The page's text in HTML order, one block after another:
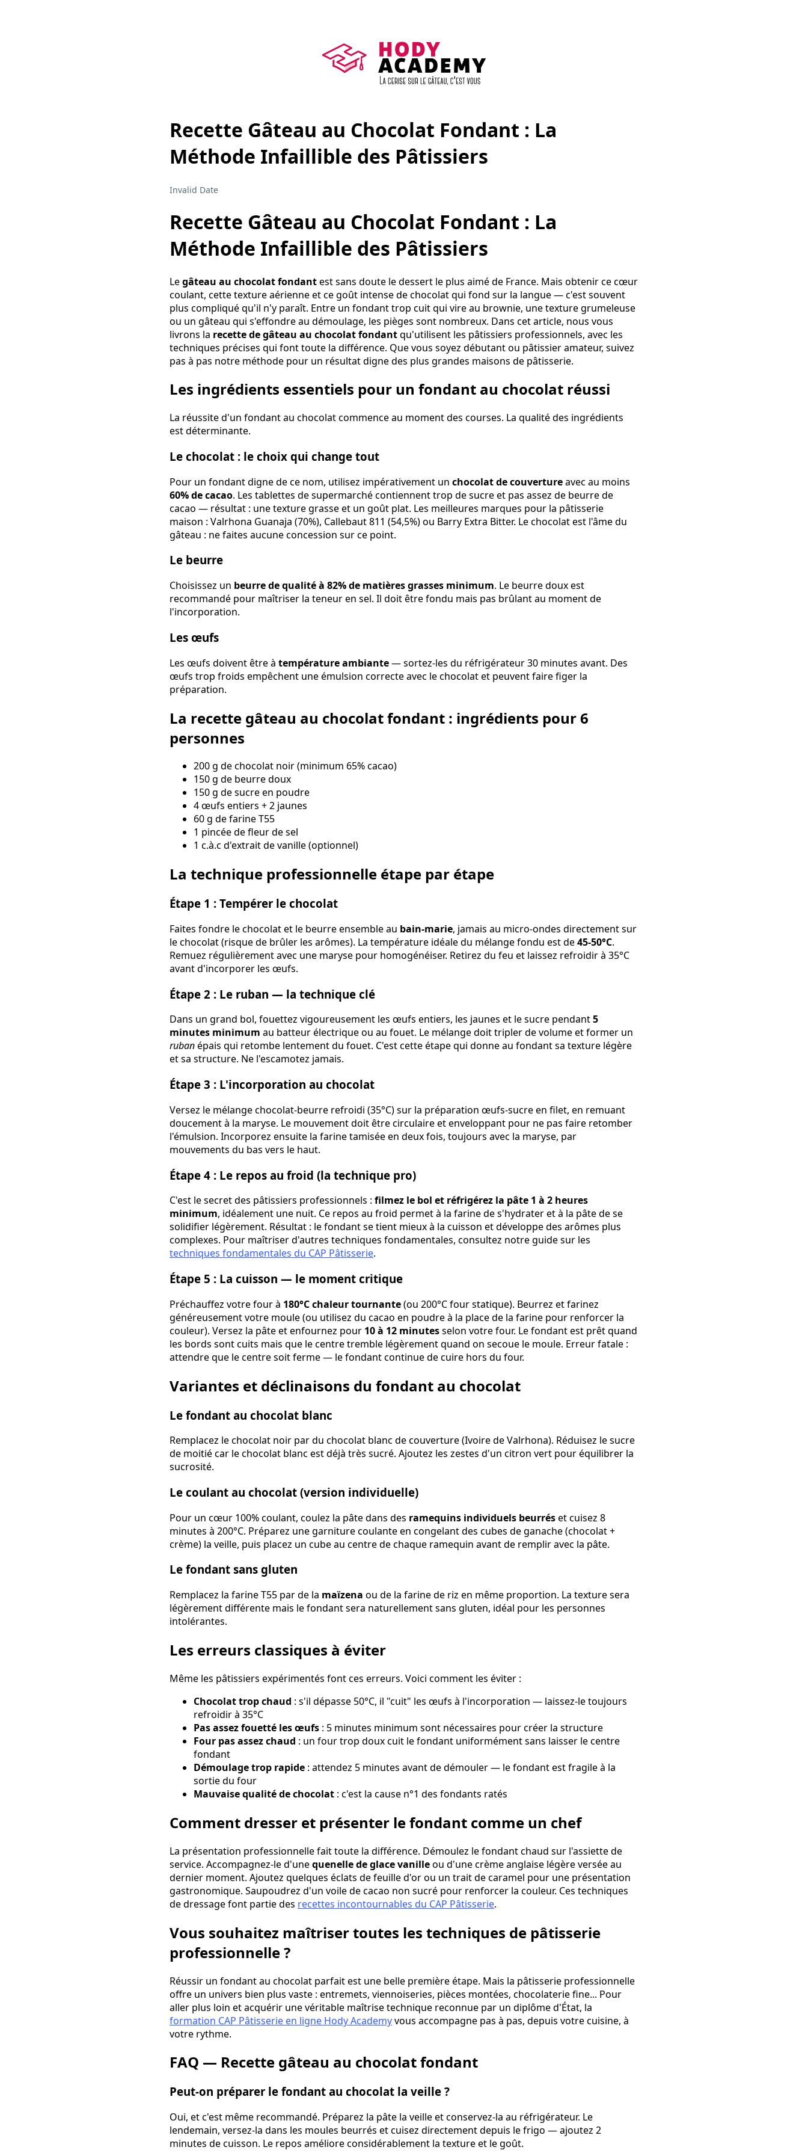
Recette Gâteau au Chocolat Fondant : La
Méthode Infaillible des Pâtissiers
Invalid Date
Recette Gâteau au Chocolat Fondant : La
Méthode Infaillible des Pâtissiers
Legâteau au chocolat fondantest sans doute le dessert le plus aimé de France. Mais obtenir ce cœur
coulant, cette texture aérienne et ce goût intense de chocolat qui fond sur la langue — c'est souvent
plus compliqué qu'il n'y paraît. Entre un fondant trop cuit qui vire au brownie, une texture grumeleuse
ou un gâteau qui s'effondre au démoulage, les pièges sont nombreux. Dans cet article, nous vous
livrons la recette de gâteau au chocolat fondantqu'utilisent les pâtissiers professionnels, avec les
techniques précises qui font toute la différence. Que vous soyez débutant ou pâtissier amateur, suivez
pas à pas notre méthode pour un résultat digne des plus grandes maisons de pâtisserie.
Les ingrédients essentiels pour un fondant au chocolat réussi
La réussite d'un fondant au chocolat commence au moment des courses. La qualité des ingrédients
est déterminante.
Le chocolat : le choix qui change tout
Pour un fondant digne de ce nom, utilisez impérativement un chocolat de couvertureavec au moins
60% de cacao. Les tablettes de supermarché contiennent trop de sucre et pas assez de beurre de
cacao — résultat : une texture grasse et un goût plat. Les meilleures marques pour la pâtisserie
maison : Valrhona Guanaja (70%), Callebaut 811 (54,5%) ou Barry Extra Bitter. Le chocolat est l'âme du
gâteau : ne faites aucune concession sur ce point.
Le beurre
Choisissez un beurre de qualité à 82% de matières grasses minimum. Le beurre doux est
recommandé pour maîtriser la teneur en sel. Il doit être fondu mais pas brûlant au moment de
l'incorporation.
Les œufs
Les œufs doivent être à température ambiante— sortez-les du réfrigérateur 30 minutes avant. Des
œufs trop froids empêchent une émulsion correcte avec le chocolat et peuvent faire figer la
préparation.
La recette gâteau au chocolat fondant : ingrédients pour 6
personnes
200 g de chocolat noir (minimum 65% cacao)
150 g de beurre doux
150 g de sucre en poudre
4 œufs entiers + 2 jaunes
60 g de farine T55
1 pincée de fleur de sel
1 c.à.c d'extrait de vanille (optionnel)
La technique professionnelle étape par étape
Étape 1 : Tempérer le chocolat
Faites fondre le chocolat et le beurre ensemble au bain-marie, jamais au micro-ondes directement sur
le chocolat (risque de brûler les arômes). La température idéale du mélange fondu est de45-50°C.
Remuez régulièrement avec une maryse pour homogénéiser. Retirez du feu et laissez refroidir à 35°C
avant d'incorporer les œufs.
Étape 2 : Le ruban — la technique clé
Dans un grand bol, fouettez vigoureusement les œufs entiers, les jaunes et le sucre pendant5
minutes minimum au batteur électrique ou au fouet. Le mélange doit tripler de volume et former un
rubanépais qui retombe lentement du fouet. C'est cette étape qui donne au fondant sa texture légère
et sa structure. Ne l'escamotez jamais.
Étape 3 : L'incorporation au chocolat
Versez le mélange chocolat-beurre refroidi (35°C) sur la préparation œufs-sucre en filet, en remuant
doucement à la maryse. Le mouvement doit être circulaire et enveloppant pour ne pas faire retomber
l'émulsion. Incorporez ensuite la farine tamisée en deux fois, toujours avec la maryse, par
mouvements du bas vers le haut.
Étape 4 : Le repos au froid (la technique pro)
C'est le secret des pâtissiers professionnels : filmez le bol et réfrigérez la pâte 1 à 2 heures
minimum, idéalement une nuit. Ce repos au froid permet à la farine de s'hydrater et à la pâte de se
solidifier légèrement. Résultat : le fondant se tient mieux à la cuisson et développe des arômes plus
complexes. Pour maîtriser d'autres techniques fondamentales, consultez notre guide sur les
techniques fondamentales du CAP Pâtisserie.
Étape 5 : La cuisson — le moment critique
Préchauffez votre four à 180°C chaleur tournante(ou 200°C four statique). Beurrez et farinez
généreusement votre moule (ou utilisez du cacao en poudre à la place de la farine pour renforcer la
couleur). Versez la pâte et enfournez pour 10 à 12 minutesselon votre four. Le fondant est prêt quand
les bords sont cuits mais que le centre tremble légèrement quand on secoue le moule. Erreur fatale :
attendre que le centre soit ferme — le fondant continue de cuire hors du four.
Variantes et déclinaisons du fondant au chocolat
Le fondant au chocolat blanc
Remplacez le chocolat noir par du chocolat blanc de couverture (Ivoire de Valrhona). Réduisez le sucre
de moitié car le chocolat blanc est déjà très sucré. Ajoutez les zestes d'un citron vert pour équilibrer la
sucrosité.
Le coulant au chocolat (version individuelle)
Pour un cœur 100% coulant, coulez la pâte dans des ramequins individuels beurréset cuisez 8
minutes à 200°C. Préparez une garniture coulante en congelant des cubes de ganache (chocolat +
crème) la veille, puis placez un cube au centre de chaque ramequin avant de remplir avec la pâte.
Le fondant sans gluten
Remplacez la farine T55 par de la maïzena ou de la farine de riz en même proportion. La texture sera
légèrement différente mais le fondant sera naturellement sans gluten, idéal pour les personnes
intolérantes.
Les erreurs classiques à éviter
Même les pâtissiers expérimentés font ces erreurs. Voici comment les éviter :
Chocolat trop chaud : s'il dépasse 50°C, il "cuit" les œufs à l'incorporation — laissez-le toujours
refroidir à 35°C
Pas assez fouetté les œufs : 5 minutes minimum sont nécessaires pour créer la structure
Four pas assez chaud : un four trop doux cuit le fondant uniformément sans laisser le centre
fondant
Démoulage trop rapide : attendez 5 minutes avant de démouler — le fondant est fragile à la
sortie du four
Mauvaise qualité de chocolat : c'est la cause n°1 des fondants ratés
Comment dresser et présenter le fondant comme un chef
La présentation professionnelle fait toute la différence. Démoulez le fondant chaud sur l'assiette de
service. Accompagnez-le d'unequenelle de glace vanilleou d'une crème anglaise légère versée au
dernier moment. Ajoutez quelques éclats de feuille d'or ou un trait de caramel pour une présentation
gastronomique. Saupoudrez d'un voile de cacao non sucré pour renforcer la couleur. Ces techniques
de dressage font partie des recettes incontournables du CAP Pâtisserie.
Vous souhaitez maîtriser toutes les techniques de pâtisserie
professionnelle ?
Réussir un fondant au chocolat parfait est une belle première étape. Mais la pâtisserie professionnelle
offre un univers bien plus vaste : entremets, viennoiseries, pièces montées, chocolaterie fine... Pour
aller plus loin et acquérir une véritable maîtrise technique reconnue par un diplôme d'État, la
formation CAP Pâtisserie en ligne Hody Academyvous accompagne pas à pas, depuis votre cuisine, à
votre rythme.
FAQ — Recette gâteau au chocolat fondant
Peut-on préparer le fondant au chocolat la veille ?
Oui, et c'est même recommandé. Préparez la pâte la veille et conservez-la au réfrigérateur. Le
lendemain, versez-la dans les moules beurrés et cuisez directement depuis le frigo — ajoutez 2
minutes de cuisson. Le repos améliore considérablement la texture et le goût.